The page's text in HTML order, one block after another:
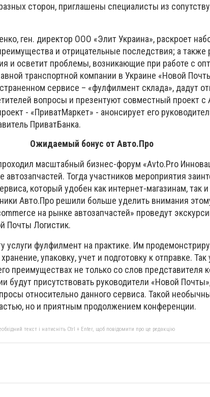
сторон, приглашены специалисты из
ген. директор ООО «Элит Украина», раскроет
и отрицательные последствия; а также
и осветит проблемы, возникающие при работе с
транспортной компании в Украине «Новой
сервисе – «фулфилмент склада», дадут
вопросы и презентуют совместный проект с
- «ПриватМаркет» - анонсирует его
ПриватБанка.
Ожидаемый бонус от Авто.Про
масштабный бизнес-форум «Avto.Pro
Тогда участников мероприятия
который удобен как интернет-магазинам, так
Авто.Про решили больше уделить внимания
на рынке автозапчастей» проведут
Почты Логистик.
услуги фулфилмент на практике. Им
упаковку, учет и подготовку к отправке. Так
преимуществах не только со слов представителя
будут присутствовать руководители «Новой
относительно данного сервиса. Такой
но и приятным продолжением конференции.
текст і натисніть Ctrl + Enter, щоб повідомити про це редакцію